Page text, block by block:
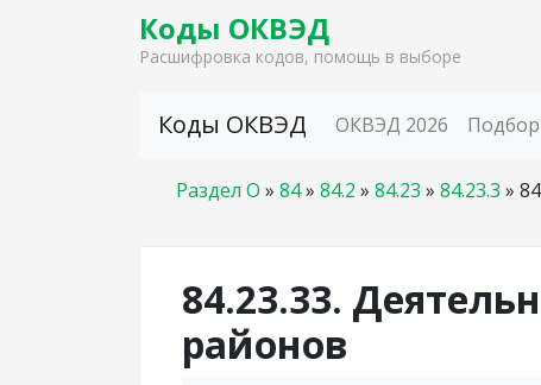
Коды ОКВЭД
Расшифровка кодов, помощь в выборе
Коды ОКВЭД ОКВЭД 2026
Раздел O » 84» 84.2 » 84.23 » 84.23.3 »
84.23.33.
районов